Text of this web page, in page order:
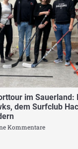
im Sauerland:
dem Surfclub
Kommentare